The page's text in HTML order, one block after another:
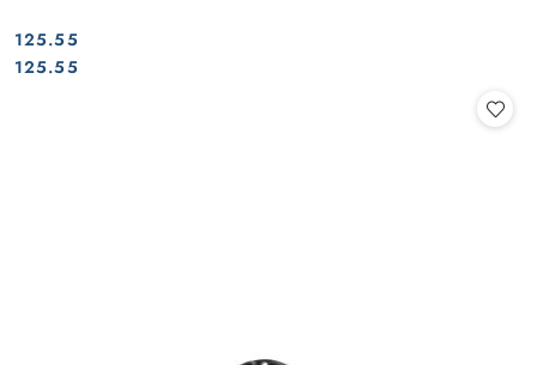
Cena:
125.55
Cena:
125.55